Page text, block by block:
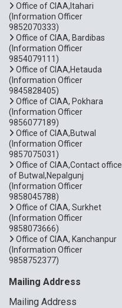
Office of CIAA,Itahari
(Information Officer
9852070333)
Office of CIAA, Bardibas
(Information Officer
9854079111)
Office of CIAA,Hetauda
(Information Officer
9845828405)
Office of CIAA, Pokhara
(Information Officer
9856077189)
Office of CIAA,Butwal
(Information Officer
9857075031)
Office of CIAA,Contact office
of Butwal,Nepalgunj
(Information Officer
9858045788)
Office of CIAA, Surkhet
(Information Officer
9858073666)
Office of CIAA, Kanchanpur
(Information Officer
9858752377)
Mailing Address
Mailing Address